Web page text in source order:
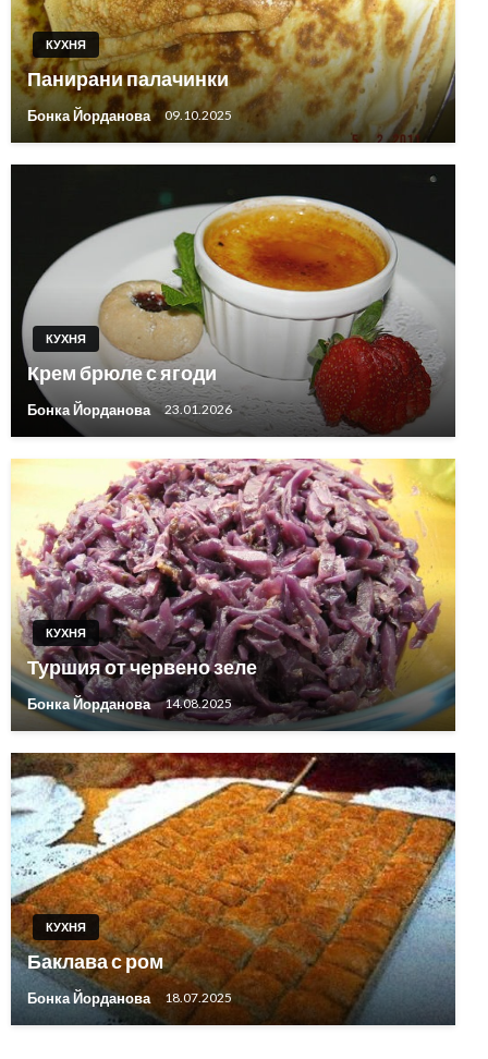
КУХНЯ
Панирани палачинки
Бонка Йорданова 09.10.2025
КУХНЯ
Крем брюле с ягоди
Бонка Йорданова 23.01.2026
КУХНЯ
Туршия от червено зеле
Бонка Йорданова 14.08.2025
КУХНЯ
Баклава с ром
Бонка Йорданова 18.07.2025